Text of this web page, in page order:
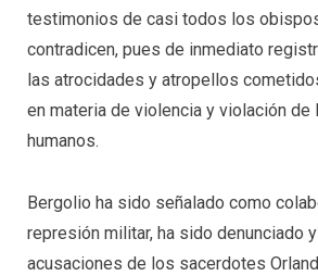
testimonios de casi todos los
contradicen, pues de inmediato
las atrocidades y atropellos
en materia de violencia y violación de
humanos.
Bergolio ha sido señalado como
represión militar, ha sido denunciado
acusaciones de los sacerdotes